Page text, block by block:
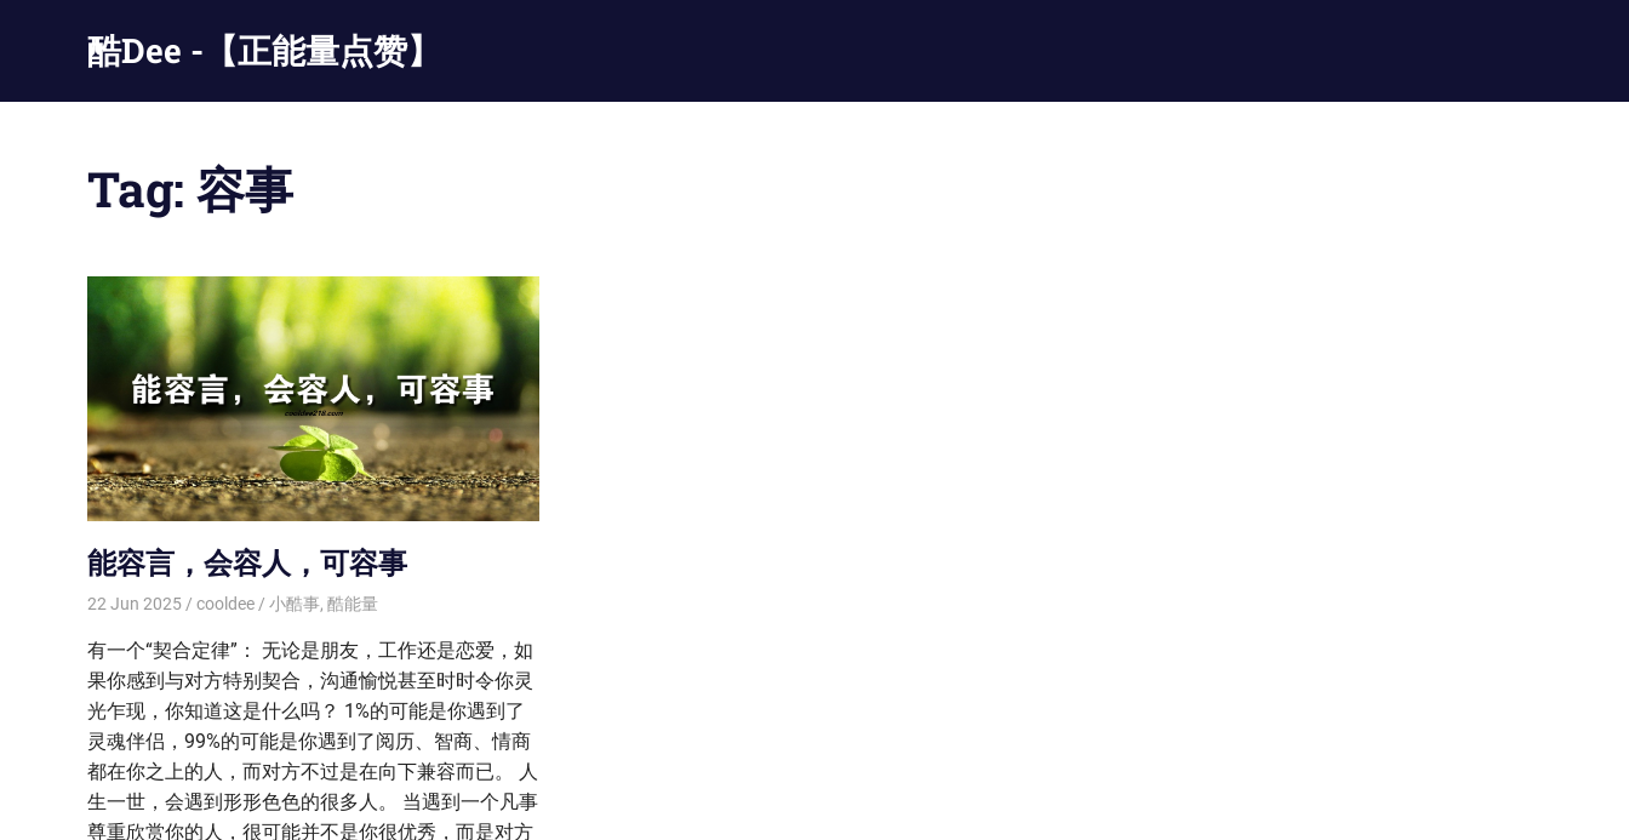
酷Dee -【正能量点赞】
酷
只
酷
Tag: 容事
能容言，会容人，可容事
22 Jun 2025 cooldee 小酷事, 酷能量
有一个“契合定律”： 无论是朋友，工作还是恋爱，如
果你感到与对方特别契合，沟通愉悦甚至时时令你灵
光乍现，你知道这是什么吗？ 1%的可能是你遇到了
灵魂伴侣，99%的可能是你遇到了阅历、智商、情商
都在你之上的人，而对方不过是在向下兼容而已。 人
生一世，会遇到形形色色的很多人。 当遇到一个凡事
尊重欣赏你的人，很可能并不是你很优秀，而是对方